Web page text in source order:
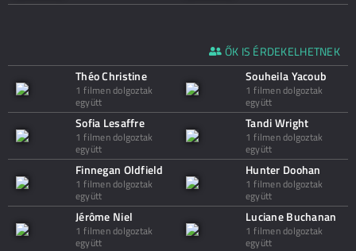
ŐK IS ÉRDEKELHETNEK
Théo Christine
1 filmen dolgoztak
együtt
Souheila Yacoub
1 filmen dolgoztak
együtt
Sofia Lesaffre
1 filmen dolgoztak
együtt
Tandi Wright
1 filmen dolgoztak
együtt
Finnegan Oldfield
1 filmen dolgoztak
együtt
Hunter Doohan
1 filmen dolgoztak
együtt
Jérôme Niel
1 filmen dolgoztak
együtt
Luciane Buchanan
1 filmen dolgoztak
együtt